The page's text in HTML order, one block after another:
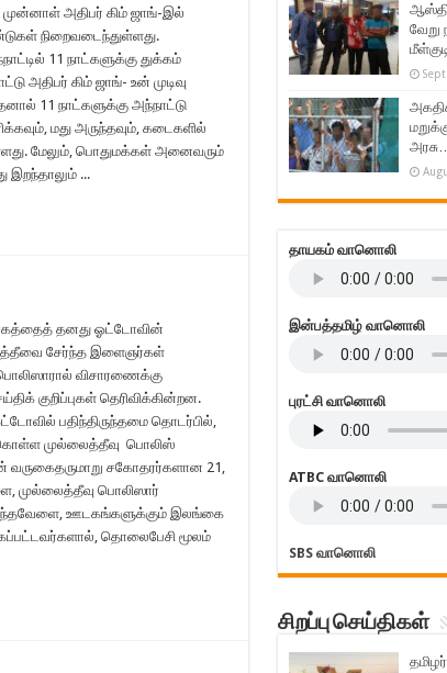
அதிபர் கிம் ஜாங்-இல்
நிறைவடைந்துள்ளது.
11 நாட்களுக்கு துக்கம்
அதிபர் கிம் ஜாங்- உன் முடிவு
11 நாட்களுக்கு அந்நாட்டு
மது அருந்தவும், கடைகளில்
மேலும், பொதுமக்கள் அனைவரும்
இறந்தாலும் ...
தனது ஓட்டோவின்
சேர்ந்த இளைஞர்கள்
விசாரணைக்கு
குறிப்புகள் தெரிவிக்கின்றன.
பதிந்திருந்தமை தொடர்பில்,
முல்லைத்தீவு பொலிஸ்
வருகைதருமாறு சகோதரர்களான 21,
முல்லைத்தீவு பொலிஸார்
ஊடகங்களுக்கும் இலங்கை
தொலைபேசி மூலம்
வேறு
தாயகம் வானொலி
இன்பத்தமிழ் வானொலி
புரட்சி வானொலி
ATBC வானொலி
SBS வானொலி
சிறப்பு செய்திகள்